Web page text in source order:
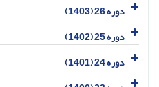
دوره 26 (1403)
دوره 25 (1402)
دوره 24 (1401)